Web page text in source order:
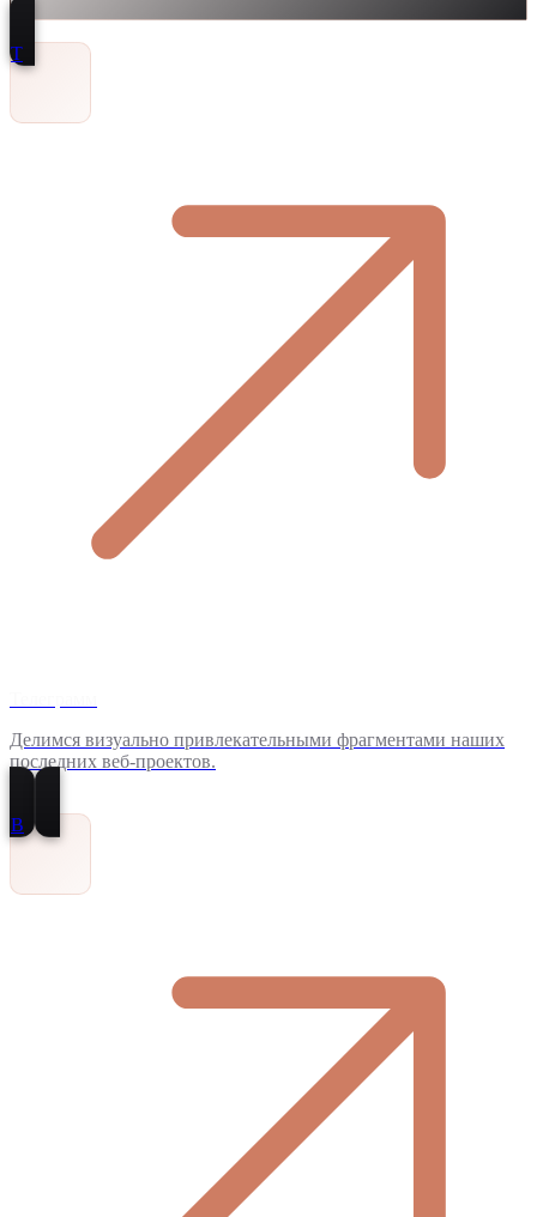
Т
Делимся визуально привлекательными фрагментами наших
последних веб-проектов.
В